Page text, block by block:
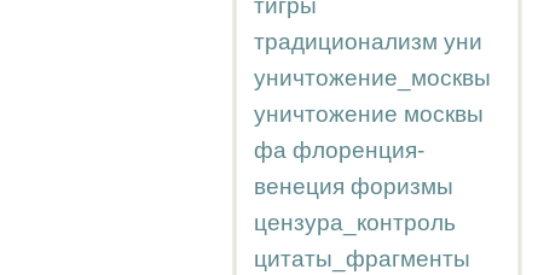
тигры
традиционализм уни
уничтожение_москвы
уничтожение москвы
фа флоренция-
венеция форизмы
цензура_контроль
цитаты_фрагменты